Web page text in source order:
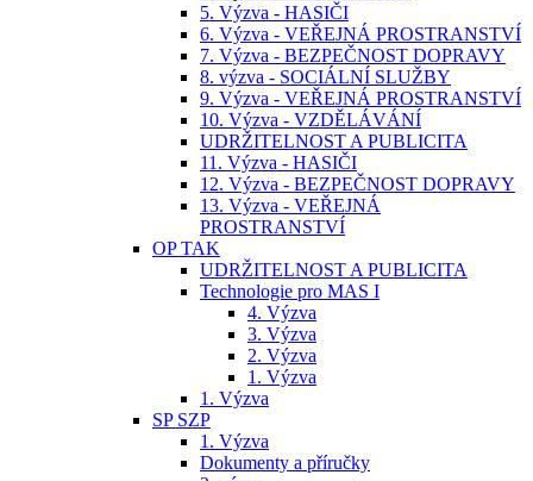
5. Výzva - HASIČI
6. Výzva - VEŘEJNÁ PROSTRANSTVÍ
7. Výzva - BEZPEČNOST DOPRAVY
8. výzva - SOCIÁLNÍ SLUŽBY
9. Výzva - VEŘEJNÁ PROSTRANSTVÍ
10. Výzva - VZDĚLÁVÁNÍ
UDRŽITELNOST A PUBLICITA
11. Výzva - HASIČI
12. Výzva - BEZPEČNOST DOPRAVY
13. Výzva - VEŘEJNÁ
PROSTRANSTVÍ
OP TAK
UDRŽITELNOST A PUBLICITA
Technologie pro MAS I
4. Výzva
3. Výzva
2. Výzva
1. Výzva
1. Výzva
SP SZP
1. Výzva
Dokumenty a příručky